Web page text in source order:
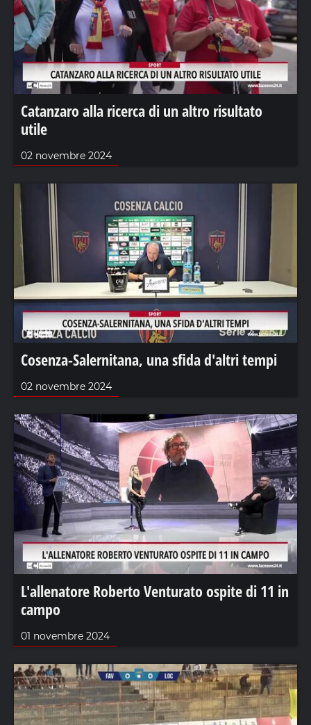
Catanzaro alla ricerca di un altro risultato
utile
02 novembre 2024
Cosenza-Salernitana, una sfida d'altri tempi
02 novembre 2024
L'allenatore Roberto Venturato ospite di 11 in
campo
01 novembre 2024